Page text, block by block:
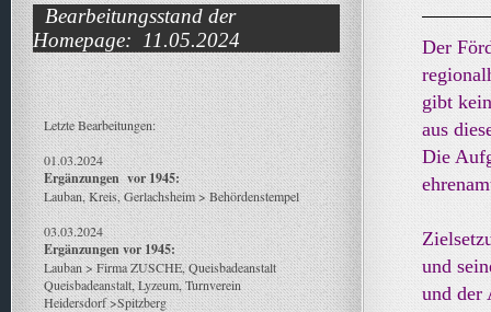
Bearbeitungsstand der
Homepage: 11.05.2024
Letzte Bearbeitungen:
01.03.2024
Ergänzungen vor 1945:
Lauban, Kreis, Gerlachsheim > Behördenstempel
03.03.2024
Ergänzungen vor 1945:
Lauban > Firma ZUSCHE, Queisbadeanstalt
Queisbadeanstalt, Lyzeum, Turnverein
Heidersdorf >Spitzberg
Der
gibt
aus
Die
und
und der